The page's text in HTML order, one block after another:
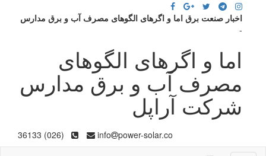
اخبار صنعت برق اما و اگرهای الگوهای مصرف آب و برق مدارس
-
اما و اگرهای الگوهای
مصرف آب و برق مدارس
شرکت آراپل
info power-solar.co
(026) 36133